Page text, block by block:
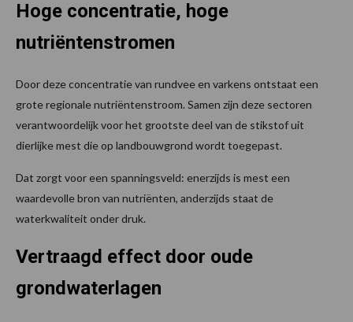
Hoge concentratie, hoge
nutriëntenstromen
Door deze concentratie van rundvee en varkens ontstaat een
grote regionale nutriëntenstroom. Samen zijn deze sectoren
verantwoordelijk voor het grootste deel van de stikstof uit
dierlijke mest die op landbouwgrond wordt toegepast.
Dat zorgt voor een spanningsveld: enerzijds is mest een
waardevolle bron van nutriënten, anderzijds staat de
waterkwaliteit onder druk.
Vertraagd effect door oude
grondwaterlagen